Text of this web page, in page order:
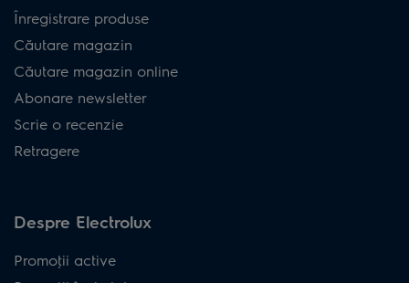
Înregistrare produse
Căutare magazin
Căutare magazin online
Abonare newsletter
Scrie o recenzie
Retragere
Despre Electrolux
Promoţii active